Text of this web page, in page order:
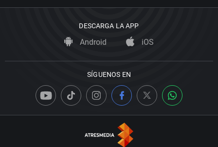
DESCARGA LA APP
Android iOS
SÍGUENOS EN